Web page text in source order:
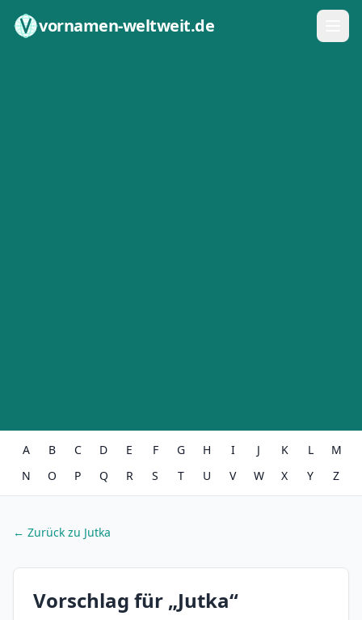
vornamen-weltweit.de
A B C D E F G H I J K L
M
N
O P Q R S T U V W X Y Z
← Zurück zu Jutka
Vorschlag für „Jutka“